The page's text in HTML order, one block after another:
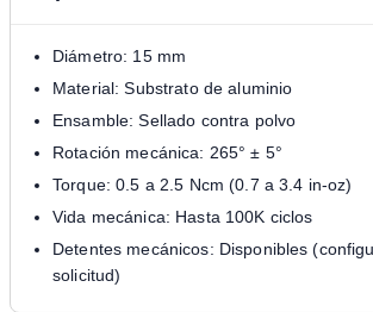
Diámetro: 15 mm
Material: Substrato de aluminio
Ensamble: Sellado contra polvo
Rotación mecánica: 265° ± 5°
Torque: 0.5 a 2.5 Ncm (0.7 a 3.4 in-oz)
Vida mecánica: Hasta 100K ciclos
Detentes mecánicos: Disponibles
solicitud)